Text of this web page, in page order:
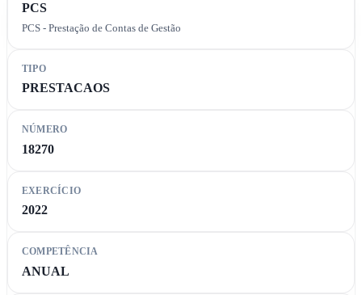
PCS
PCS - Prestação de Contas de Gestão
TIPO
PRESTACAOS
NÚMERO
18270
EXERCÍCIO
2022
COMPETÊNCIA
ANUAL